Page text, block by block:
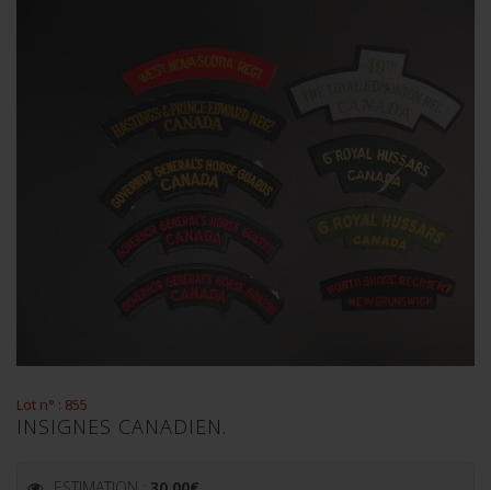
Lot n° : 855
INSIGNES CANADIEN.